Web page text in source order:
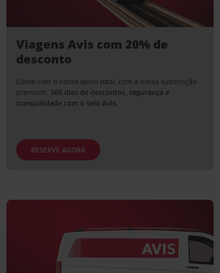
Viagens Avis com 20% de
desconto
Conte com o nosso apoio total, com a nossa subscrição
premium. 365 dias de descontos, segurança e
tranquilidade com o selo Avis.
RESERVE AGORA